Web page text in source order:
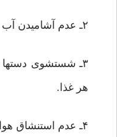
۲ـ عدم آشامیدن آب سرد در هنگام تعریق.
۳ـ شستشوی
هر غذا.
۴ـ عدم استنشاق هوای غبار آلود.